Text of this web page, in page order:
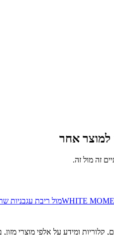
למוצר אחר
זה מול זה.
מול ריבת עגבניות
קלוריות ומידע על אלפי מוצרי